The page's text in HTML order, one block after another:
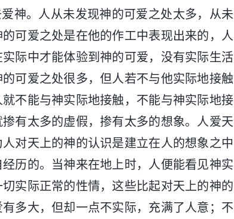
神。人从未发现神的可爱之处太多，从未
可爱之处是在他的作工中表现出来的，人
际中才能体验到神的可爱，没有实际生活
可爱之处很多，但人若不与他实际地接触
不能与神实际地接触，不能与神实际地接
有太多的虚假，掺有太多的想象。人爱天
对天上的神的认识是建立在人的想象之中
历的。当神来在地上时，人便能看见神实
实际正常的性情，这些比起对天上的神的
多大，但却一点不实际，充满了人意；不